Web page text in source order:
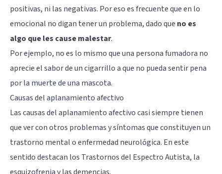
positivas, ni las negativas. Por eso es frecuente que en lo
emocional no digan tener un problema, dado que no es
algo que les cause malestar.
Por ejemplo, no es lo mismo que una persona fumadora no
aprecie el sabor de un cigarrillo a que no pueda sentir pena
por la muerte de una mascota.
Causas del aplanamiento afectivo
Las causas del aplanamiento afectivo casi siempre tienen
que ver con otros problemas y síntomas que constituyen un
trastorno mental o enfermedad neurológica. En este
sentido destacan los Trastornos del Espectro Autista, la